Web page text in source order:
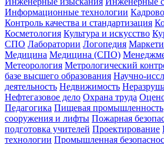
Информационные технологии
Контроль качества и стандартизация
Косметология Культура и искусство
СПО Лаборатории Логопедия
Медицина Медицина (СПО)
Метеорология Метрологический
базе высшего образования Научно-
деятельность Недвижимость
Нефтегазовое дело Охрана труда
Педагогика Пищевая промышленность
сооружения и лифты Пожарная
подготовка учителей Проектирование
технологии Промышленная